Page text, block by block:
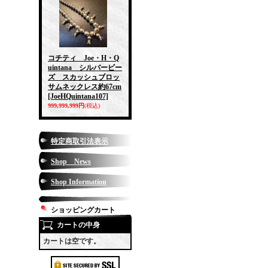
コチティ Joe・H・Q
uintana シルバービー
ズ スカッシュブロッ
サムネックレス約67cm
[JoeHQuintana107]
999,999,999円(税込)
特定商取引法表示
Shop News
Shop Information
ショッピングカート
カートの中身
カートは空です。